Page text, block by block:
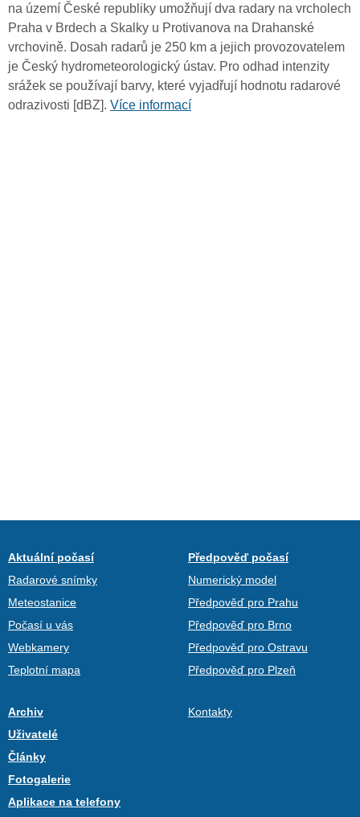
na území České republiky umožňují dva radary na vrcholech
Praha v Brdech a Skalky u Protivanova na Drahanské
vrchovině. Dosah radarů je 250 km a jejich provozovatelem
je Český hydrometeorologický ústav. Pro odhad intenzity
srážek se používají barvy, které vyjadřují hodnotu radarové
odrazivosti [dBZ]. Více informací
Aktuální počasí
Radarové snímky
Meteostanice
Počasí u vás
Webkamery
Teplotní mapa
Předpověď počasí
Numerický model
Předpověď pro Prahu
Předpověď pro Brno
Předpověď pro Ostravu
Předpověď pro Plzeň
Archiv
Uživatelé
Články
Fotogalerie
Aplikace na telefony
Kontakty